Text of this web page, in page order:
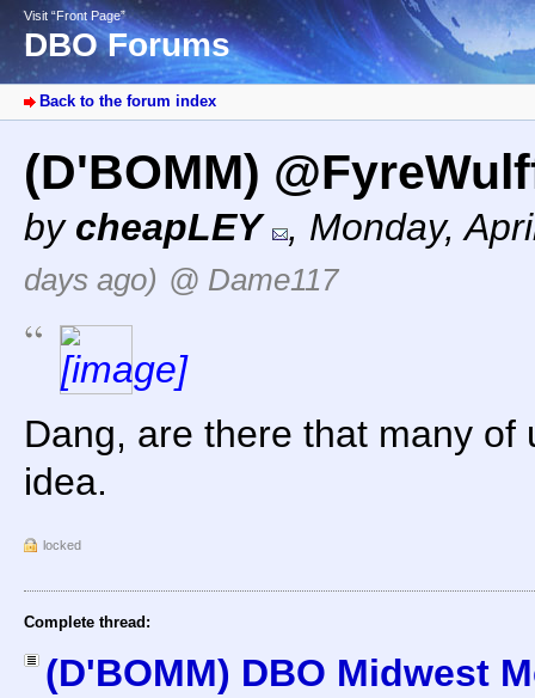
Visit “Front Page”
DBO Forums
Back to the forum index
(D'BOMM)
by cheapLEY , Monday,
days ago) @ Dame117
Dang, are there that many of
idea.
locked
Complete thread:
(D'BOMM) DBO Midwest